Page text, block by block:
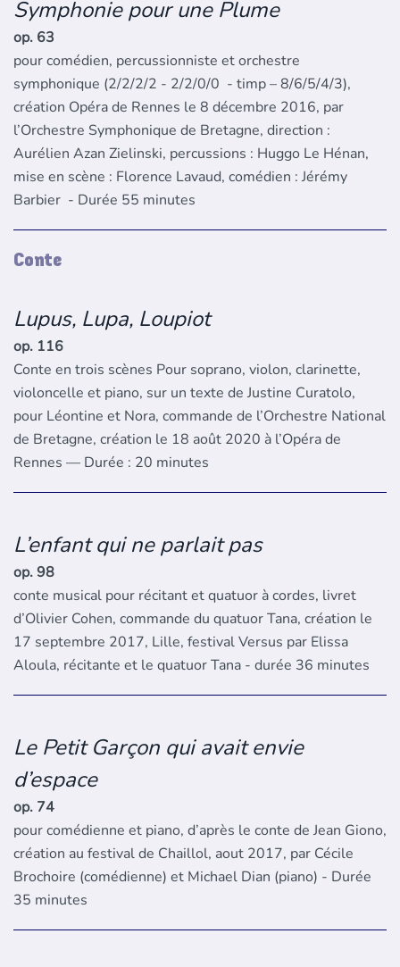
Symphonie pour une Plume
op. 63
pour comédien, percussionniste et orchestre
symphonique (2/2/2/2 - 2/2/0/0 - timp – 8/6/5/4/3),
création Opéra de Rennes le 8 décembre 2016, par
l’Orchestre Symphonique de Bretagne, direction :
Aurélien Azan Zielinski, percussions : Huggo Le Hénan,
mise en scène : Florence Lavaud, comédien : Jérémy
Barbier - Durée 55 minutes
Conte
Lupus, Lupa, Loupiot
op. 116
Conte en trois scènes Pour soprano, violon, clarinette,
violoncelle et piano, sur un texte de Justine Curatolo,
pour Léontine et Nora, commande de l’Orchestre National
de Bretagne, création le 18 août 2020 à l’Opéra de
Rennes — Durée : 20 minutes
L’enfant qui ne parlait pas
op. 98
conte musical pour récitant et quatuor à cordes, livret
d’Olivier Cohen, commande du quatuor Tana, création le
17 septembre 2017, Lille, festival Versus par Elissa
Aloula, récitante et le quatuor Tana - durée 36 minutes
Le Petit Garçon qui avait envie
d’espace
op. 74
pour comédienne et piano, d’après le conte de Jean Giono,
création au festival de Chaillol, aout 2017, par Cécile
Brochoire (comédienne) et Michael Dian (piano) - Durée
35 minutes